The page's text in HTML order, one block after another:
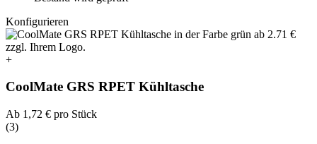
Konfigurieren
+
CoolMate GRS RPET Kühltasche
Ab 1,72 € pro Stück
(3)